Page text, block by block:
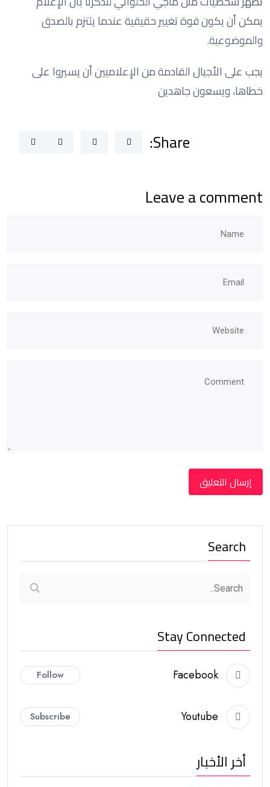
يمكن أن يكون قوة تغيير حقيقية عندما يلتزم بالصدق
والموضوعية.
يجب على الأجيال القادمة من الإعلاميين أن يسيروا على
خطاها، ويسعون جاهدين
Share:
Leave a comment
Search
Stay Connected
Facebook
Follow
Youtube
Subscribe
أخر الأخبار